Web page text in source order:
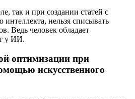
так и при создании статей с
нельзя списывать
Ведь человек обладает
у ИИ.
оптимизации при
искусственного